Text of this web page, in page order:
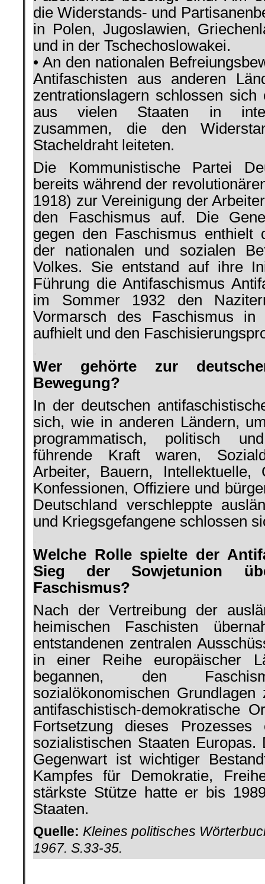
die Wi­derstands- und
in Polen, Ju­goslawien,
und in der Tsche­choslowakei.
• An den nationalen
Antifaschisten aus anderen
zentrationslagern schlossen sich
aus vie­len Staaten in
zusammen, die den
Stacheldraht leiteten.
Die Kom­munistische Partei
bereits während der
1918) zur Vereinigung der
den Faschismus auf. Die
gegen den Faschismus ent­hielt
der nationalen und sozialen
Volkes. Sie entstand auf ihre
Führung die Antifaschismus
im Sommer 1932 den
Vormarsch des Faschismus in
aufhielt und den
Wer gehörte zur
Bewegung?
In der deutschen
sich, wie in anderen Ländern,
programmatisch, politisch
führende Kraft waren,
Arbeiter, Bauern, Intellektuelle,
Konfessionen, Offi­ziere und
Deutschland verschleppte
und Kriegsgefangene schlossen
Welche Rolle spielte der
Sieg der Sowjetunion
Faschismus?
Nach der Vertreibung der
heimischen Faschisten
entstandenen zentralen
in einer Reihe euro­päischer
begannen, den
sozialökonomischen
antifaschistisch-demokratische
Fort­setzung dieses
sozialistischen Staaten
Ge­genwart ist wichtiger
Kamp­fes für Demokratie,
stärkste Stütze hatte er bis
Staaten.
Quelle: Kleines politisches
1967. S.33-35.